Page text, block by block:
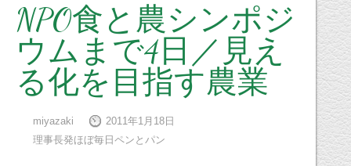
NPO食と農シンポジ
ウムまで4日／見え
る化を目指す農業
miyazaki
2011年1月18日
理事長発ほぼ毎日ペンとパン